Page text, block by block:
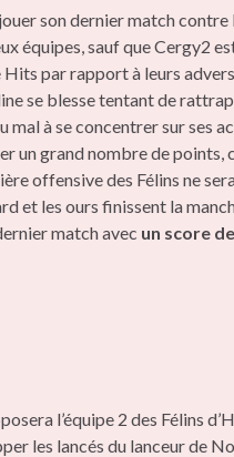
jouer son dernier match
équipes, sauf que Cergy2
par rapport à leurs
se blesse tentant de
mal à se concentrer sur ses
un grand nombre de points,
offensive des Félins ne
et les ours finissent la
match avec un score
l’équipe 2 des Félins
les lancés du lanceur de